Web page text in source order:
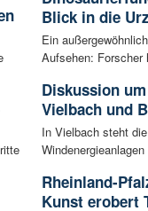
Blick in die
Ein
Aufsehen: Forscher
Diskussion
Vielbach und
In Vielbach steht
Rheinland-
Kunst erobert